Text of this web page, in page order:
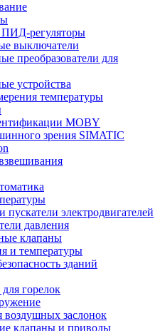
регуляторы
выключатели
преобразователи для
устройства
температуры
MOBY
зрения SIMATIC
пускатели электродвигателей
давления
клапаны
и температуры
зданий
горелок
заслонок
клапаны и приводы